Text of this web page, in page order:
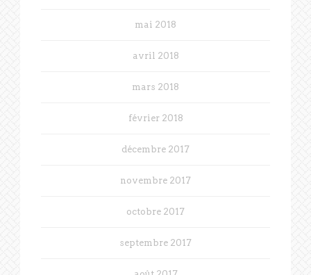
mai 2018
avril 2018
mars 2018
février 2018
décembre 2017
novembre 2017
octobre 2017
septembre 2017